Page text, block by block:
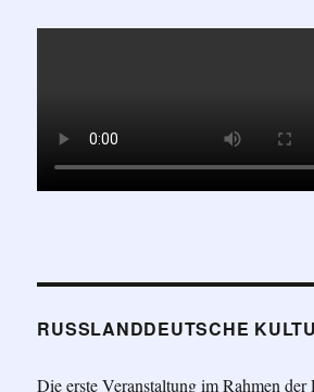
RUSSLANDDEUTSCHE
Die erste Veranstaltung im Rahmen der